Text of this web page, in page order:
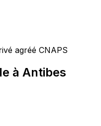
agréé CNAPS
à Antibes